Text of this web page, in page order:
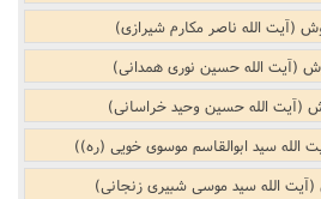
(آیت الله ناصر مکارم شیرازی)
(آیت الله حسین نوری همدانی)
(آیت الله حسین وحید خراسانی)
الله سید ابوالقاسم موسوی خویی (ره))
الله سید موسی شبیری زنجانی)